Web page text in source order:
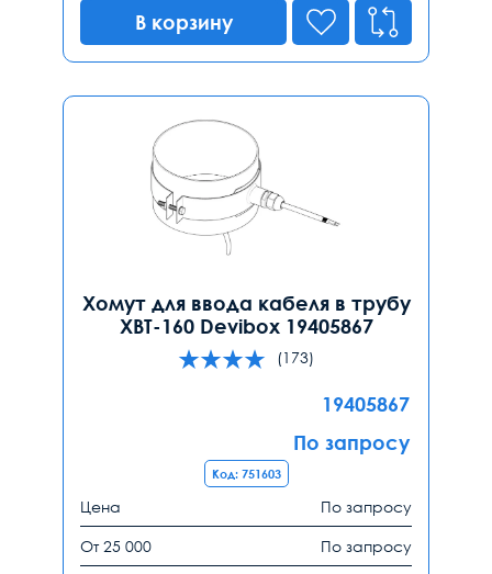
В корзину
Хомут для ввода кабеля в трубу
ХВТ-160 Devibox 19405867
(173)
19405867
По запросу
Код: 751603
Цена По запросу
От 25 000 По запросу